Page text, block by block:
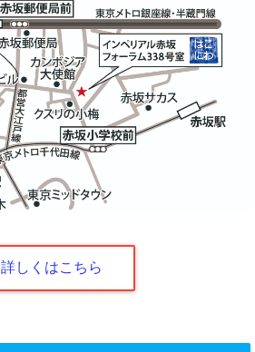
詳しくはこちら